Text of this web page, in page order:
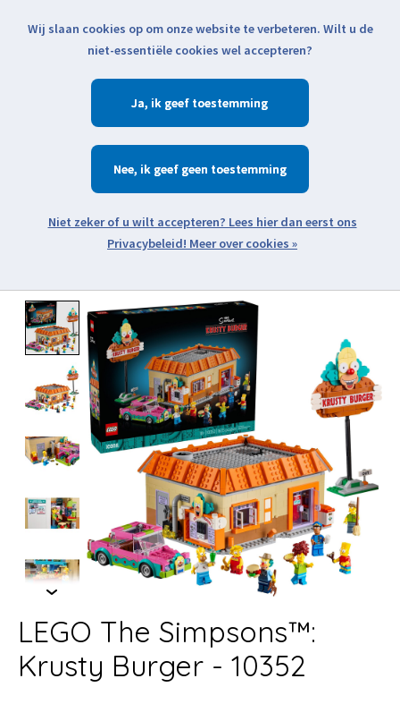
Klik voor actuele verzendinformatie...
Verlanglijst
Zoeken
Open webshop menu
Product image slideshow Items
LEGO The Simpsons™:
Krusty Burger - 10352
Wij slaan cookies op om onze website te verbeteren. Wilt u de
niet-essentiële cookies wel accepteren?
Ja
Nee
Meer over cookies »